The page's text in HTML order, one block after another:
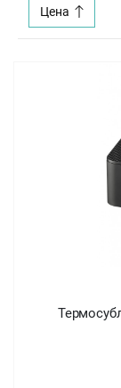
Цена